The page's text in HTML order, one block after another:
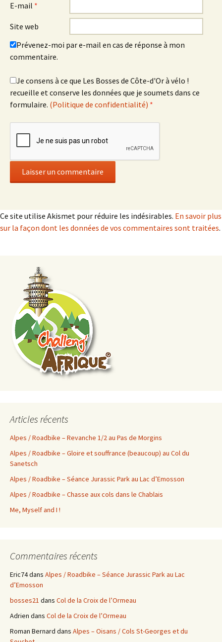
E-mail *
Site web
Prévenez-moi par e-mail en cas de réponse à mon
commentaire.
Je consens à ce que Les Bosses de Côte-d'Or à vélo !
recueille et conserve les données que je soumets dans ce
formulaire. (Politique de confidentialité) *
Ce site utilise Akismet pour réduire les indésirables. En savoir plus
sur la façon dont les données de vos commentaires sont traitées.
Articles récents
Alpes / Roadbike – Revanche 1/2 au Pas de Morgins
Alpes / Roadbike – Gloire et souffrance (beaucoup) au Col du
Sanetsch
Alpes / Roadbike – Séance Jurassic Park au Lac d’Emosson
Alpes / Roadbike – Chasse aux cols dans le Chablais
Me, Myself and I !
Commentaires récents
Eric74dans Alpes / Roadbike – Séance Jurassic Park au Lac
d’Emosson
bosses21 dans Col de la Croix de l’Ormeau
Adrien dans Col de la Croix de l’Ormeau
Roman Bernard dans Alpes – Oisans / Cols St-Georges et du